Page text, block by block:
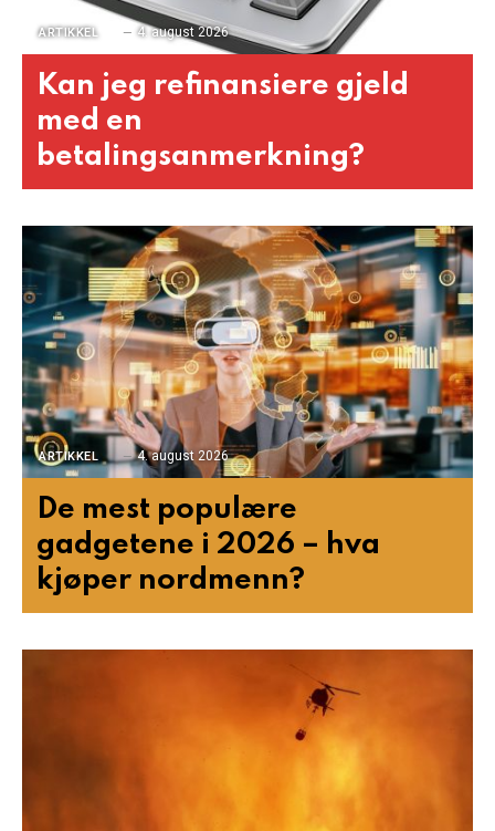
ARTIKKEL 4. august 2026
Kan jeg refinansiere gjeld
med en
betalingsanmerkning?
ARTIKKEL 4. august 2026
De mest populære
gadgetene i 2026 – hva
kjøper nordmenn?